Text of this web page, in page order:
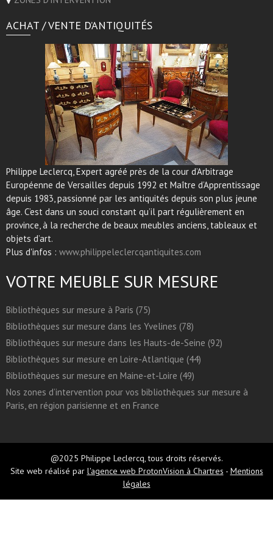
ACHAT / VENTE D’ANTIQUITÉS
Philippe Leclercq, Expert agréé près de la cour d’Arbitrage
Européenne de Versailles depuis 1992 et Maître d’Apprentissage
depuis 1983, passionné par les antiquités depuis son plus jeune
âge. C’est dans un souci constant qu’il part régulièrement en
province, à la recherche de beaux meubles anciens, tableaux et
objets d’art.
Plus d'infos : www.philippeleclercqantiquites.com
VOTRE MEUBLE SUR MESURE
Bibliothèques sur mesure à Paris (75)
Bibliothèques sur mesure dans les Yvelines (78)
Bibliothèques sur mesure dans les Hauts-de-Seine (92)
Bibliothèques sur mesure en Loire-Atlantique (44)
Bibliothèques sur mesure en Maine-et-Loire (49)
Nos zones d’intervention pour vos bibliothèques sur mesure à
Paris, en région parisienne et en France
@2025 Philippe Leclercq, tous droits réservés.
Site web réalisé par l'agence web ProtonVision à Chartres - Mentions
légales